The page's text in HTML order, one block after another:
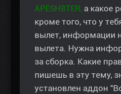
APESH8TER, а какое
кроме того, что у
вылет, информации
вылета. Нужна
за сборка. Какие
пишешь в эту тему,
установлен аддон